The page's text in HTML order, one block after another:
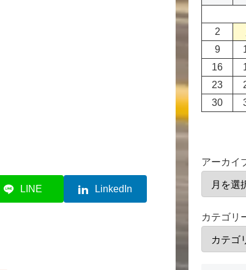
LINE LinkedIn
2
9
16
23
30
アーカイ
カテゴリ